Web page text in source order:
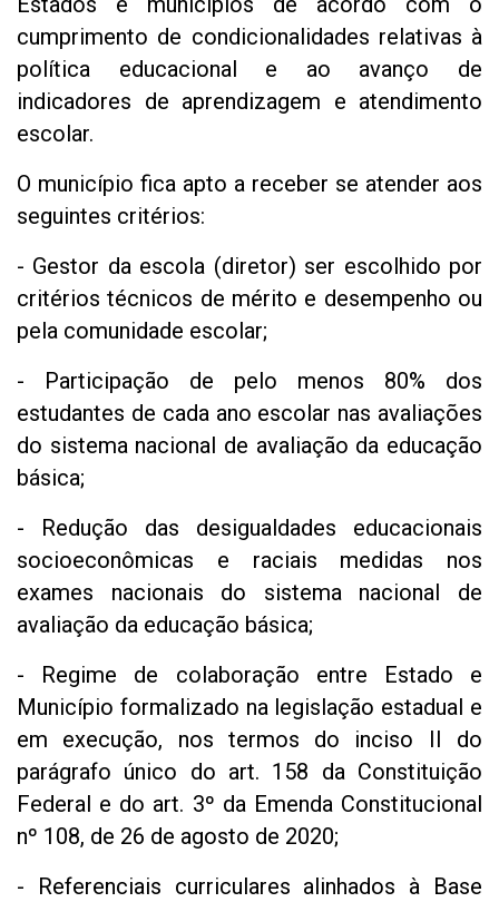
cumprimento de condicionalidades relativas à
política educacional e ao avanço de
indicadores de aprendizagem e atendimento
escolar.
O município fica apto a receber se atender aos
seguintes critérios:
- Gestor da escola (diretor) ser escolhido por
critérios técnicos de mérito e desempenho ou
pela comunidade escolar;
- Participação de pelo menos 80% dos
estudantes de cada ano escolar nas avaliações
do sistema nacional de avaliação da educação
básica;
- Redução das desigualdades educacionais
socioeconômicas e raciais medidas nos
exames nacionais do sistema nacional de
avaliação da educação básica;
- Regime de colaboração entre Estado e
Município formalizado na legislação estadual e
em execução, nos termos do inciso II do
parágrafo único do art. 158 da Constituição
Federal e do art. 3º da Emenda Constitucional
nº 108, de 26 de agosto de 2020;
- Referenciais curriculares alinhados à Base